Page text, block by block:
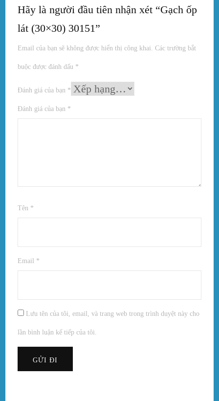
Hãy là người đầu tiên nhận xét “Gạch ốp
lát (30×30) 30151”
Email của bạn sẽ không được hiển thị công khai. Các trường bắt
buộc được đánh dấu *
Đánh giá của bạn *
Đánh giá của bạn *
Tên *
Email *
Lưu tên của tôi, email, và trang web trong trình duyệt này cho
lần bình luận kế tiếp của tôi.